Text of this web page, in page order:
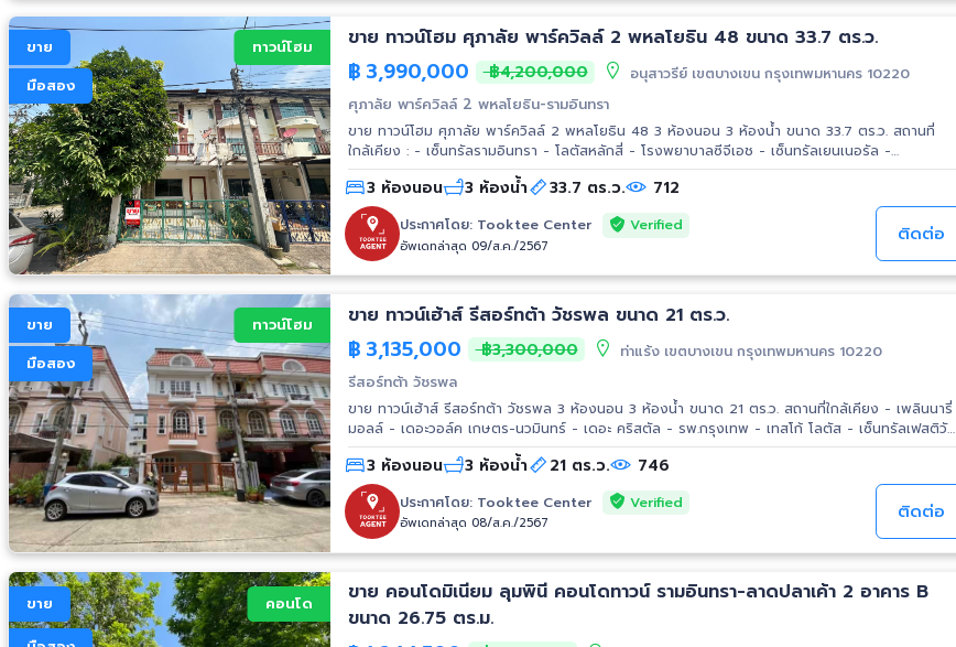
ขาย
มือสอง
ทาวน์โฮม ขาย ทาวน์โฮม ศุภาลัย พาร์ควิลล์ 2 พหลโยธิน 48 ขนาด 33.7 ตร.ว.
฿ 3,990,000 ฿4,200,000 อนุสาวรีย์ เขตบางเขน กรุงเทพมหานคร 10220
ศุภาลัย พาร์ควิลล์ 2 พหลโยธิน-รามอินทรา
ขาย ทาวน์โฮม ศุภาลัย พาร์ควิลล์ 2 พหลโยธิน 48 3 ห้องนอน 3 ห้องน้ำ ขนาด 33.7 ตร.ว. สถานที่
ใกล้เคียง : - เซ็นทรัลรามอินทรา - โลตัสหลักสี่ - โรงพยาบาลซีจีเอช - เซ็นทรัลเยนเนอรัล -
มหาวิทยาลัยศรีปทุม - สวนกีฬารามอินทรา - สนามกอล์ฟ ทบ
3 ห้องนอน 3 ห้องน้ำ 33.7 ตร.ว. 712
ประกาศโดย: Tooktee Center Verified
อัพเดทล่าสุด 09/ส.ค./2567 ติดต่อ
ขาย
มือสอง
ทาวน์โฮม ขาย ทาวน์เฮ้าส์ รีสอร์ทต้า วัชรพล ขนาด 21 ตร.ว.
฿ 3,135,000 ฿3,300,000 ท่าแร้ง เขตบางเขน กรุงเทพมหานคร 10220
รีสอร์ทต้า วัชรพล
ขาย ทาวน์เฮ้าส์ รีสอร์ทต้า วัชรพล 3 ห้องนอน 3 ห้องน้ำ ขนาด 21 ตร.ว. สถานที่ใกล้เคียง - เพลินนารี่
มอลล์ - เดอะวอล์ค เกษตร-นวมินทร์ - เดอะ คริสตัล - รพ.กรุงเทพ - เทสโก้ โลตัส - เซ็นทรัลเฟสติวัล
อีสต์วิลล์ การเดินทาง ถ.วัชรพล - ทางขึ้น-ลง ทางด่วนสุขาภิบาล 5 - ทางขึ้น-ลง ทางด่วนรามอินทรา
3 ห้องนอน 3 ห้องน้ำ 21 ตร.ว. 746
ประกาศโดย: Tooktee Center Verified
อัพเดทล่าสุด 08/ส.ค./2567 ติดต่อ
ขาย คอนโด
ขาย คอนโดมิเนียม ลุมพินี คอนโดทาวน์ รามอินทรา-ลาดปลาเค้า 2 อาคาร B
ขนาด 26.75 ตร.ม.